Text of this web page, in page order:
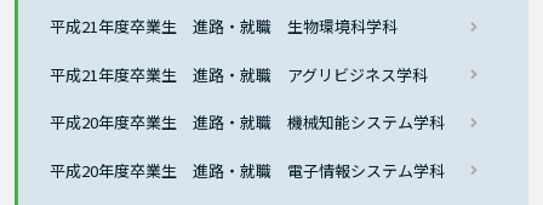
平成21年度卒業生 進路・就職 生物環境科学科
平成21年度卒業生 進路・就職 アグリビジネス学科
平成20年度卒業生 進路・就職 機械知能システム学科
平成20年度卒業生 進路・就職 電子情報システム学科